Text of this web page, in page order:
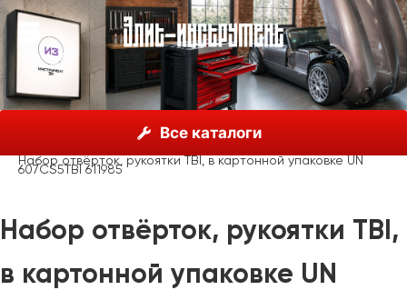
Все каталоги
Unior, Словения
Отвёртки шлицевые
Набор отвёрток, рукоятки TBI, в картонной упаковке UN
607CS5TBI 611985
Набор отвёрток, рукоятки TBI,
в картонной упаковке UN